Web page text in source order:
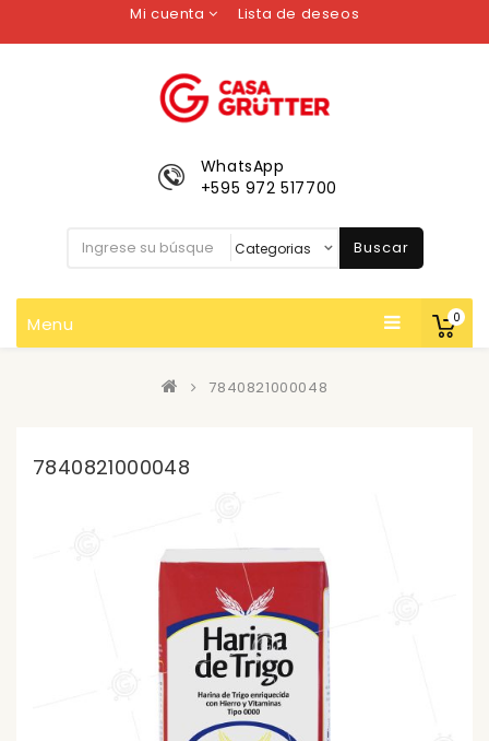
Mi cuenta Lista de deseos
0
WhatsApp
+595 972 517700
Buscar
Menu
7840821000048
7840821000048